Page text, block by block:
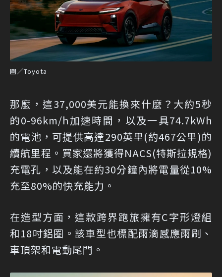
圖／Toyota
那麼，這37,000美元能換來什麼？大約5秒
的0-96km/h加速時間，以及一具74.7kWh
的電池，可提供高達290英里(約467公里)的
續航里程。買家還將獲得NACS(特斯拉規格)
充電孔，以及能在約30分鐘內將電量從10%
充至80%的快充能力。
在造型方面，這款跨界跑旅擁有C字形燈組
和18吋鋁圈。該車型也標配雨滴感應雨刷、
車頂架和電動尾門。